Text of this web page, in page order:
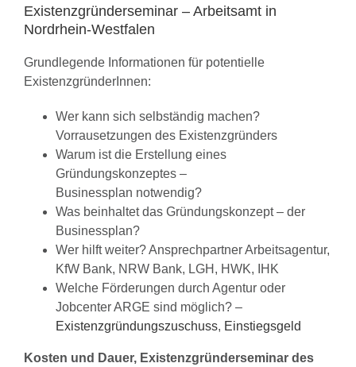
Existenzgründerseminar – Arbeitsamt in
Nordrhein-Westfalen
Grundlegende Informationen für potentielle
ExistenzgründerInnen:
Wer kann sich selbständig machen?
Vorrausetzungen des Existenzgründers
Warum ist die Erstellung eines
Gründungskonzeptes –
Businessplan notwendig?
Was beinhaltet das Gründungskonzept – der
Businessplan?
Wer hilft weiter? Ansprechpartner Arbeitsagentur,
KfW Bank, NRW Bank, LGH, HWK, IHK
Welche Förderungen durch Agentur oder
Jobcenter ARGE sind möglich? –
Existenzgründungszuschuss, Einstiegsgeld
Kosten und Dauer, Existenzgründerseminar des